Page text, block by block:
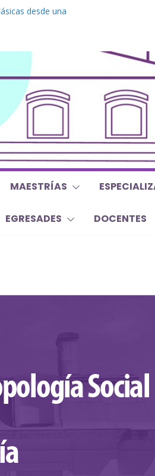
desde una
| Agosto 2026
MAESTRÍAS
EGRESADES DOCENTES